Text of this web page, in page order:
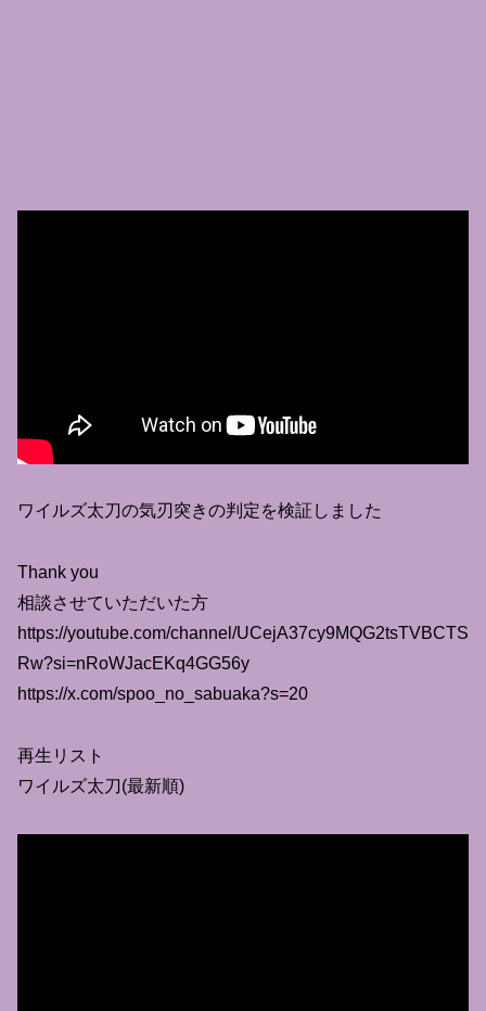
ワイルズ太刀の気刃突きの判定を検証しました
Thank you
相談させていただいた方
https://youtube.com/channel/UCejA37cy9MQG2tsTVBCTS
Rw?si=nRoWJacEKq4GG56y
https://x.com/spoo_no_sabuaka?s=20
再生リスト
ワイルズ太刀(最新順)